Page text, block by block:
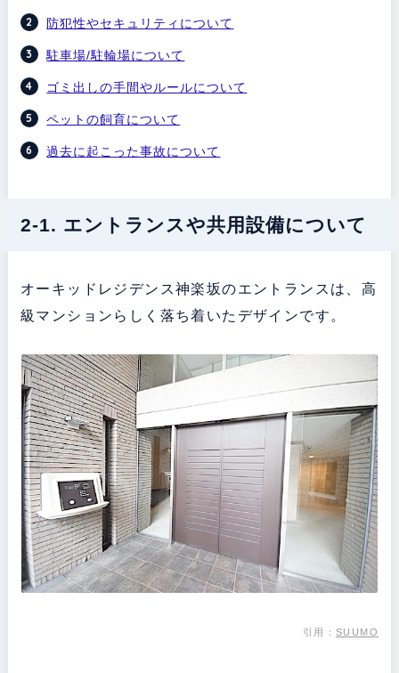
防犯性やセキュリティについて
駐車場/駐輪場について
ゴミ出しの手間やルールについて
ペットの飼育について
過去に起こった事故について
2-1. エントランスや共用設備について
オーキッドレジデンス神楽坂のエントランスは、高
級マンションらしく落ち着いたデザインです。
引用：SUUMO